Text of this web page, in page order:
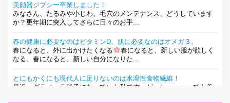
美顔器ジプシー卒業しました！
みなさん、たるみや小じわ、毛穴のメンテナンス、どうしています
か？更年期に突入してさらに日々のお手...
春の健康に必要なのはビタミンD。肌に必要なのはオメガ３。
春になると、外に出かけたくなる
春になると、新しい服が欲しく
なる。春になると、新しい自分になりた...
とにもかくにも現代人に足りないのは水溶性食物繊維！
最近、グラノーラ迷子になっていた私です。が、と〜〜〜っても美